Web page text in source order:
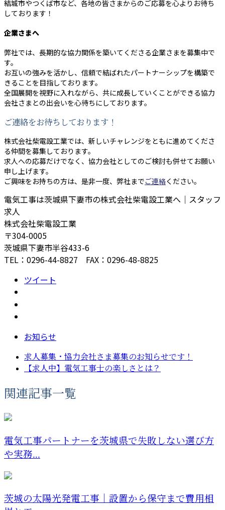
結城市やつくば市など、各地の皆さまからのご応募を心よりお待ち
しております！
企業さまへ
弊社では、長期的な協力関係を築いてくださる企業さまを募集中で
す。
お互いの強みを活かし、信頼で結ばれたパートナーシップを構築で
きることを目指しております。
全国展開を視野に入れながら、共に成長していくことができる協力
会社さまとの出会いを心待ちにしております。
ご連絡をお待ちしております！
株式会社柴電設工業では、新しいチャレンジをともに進めてくださ
る仲間を募集しております。
求人への応募だけでなく、協力会社としてのご検討も併せてお願い
申し上げます。
ご興味をお持ちの方は、是非一度、弊社までご連絡ください。
電気工事は茨城県下妻市の株式会社柴電設工業へ｜スタッフ
求人
株式会社柴電設工業
〒304-0005
茨城県下妻市半谷433-6
TEL：0296-44-8827 FAX：0296-48-8825
ツイート
お知らせ
求人募集・協力会社さま募集のお知らせです！
【求人中】電気工事士の楽しさとは？
関連記事一覧
電気工事パートナーを茨城県で失敗しない選び方
や実務...
茨城の太陽光発電工事｜設置から保守まで費用相